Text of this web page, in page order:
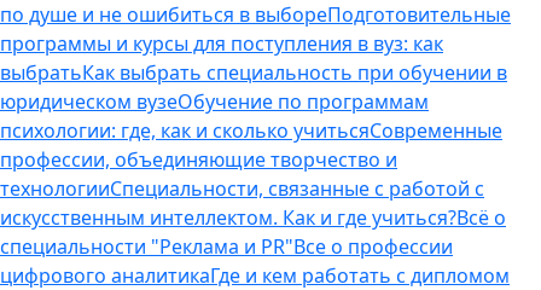
по душе и не ошибиться в выбореПодготовительные
программы и курсы для поступления в вуз: как
выбратьКак выбрать специальность при обучении в
юридическом вузеОбучение по программам
психологии: где, как и сколько учитьсяСовременные
профессии, объединяющие творчество и
технологииСпециальности, связанные с работой с
искусственным интеллектом. Как и где учиться?Всё о
специальности "Реклама и PR"Все о профессии
цифрового аналитикаГде и кем работать с дипломом